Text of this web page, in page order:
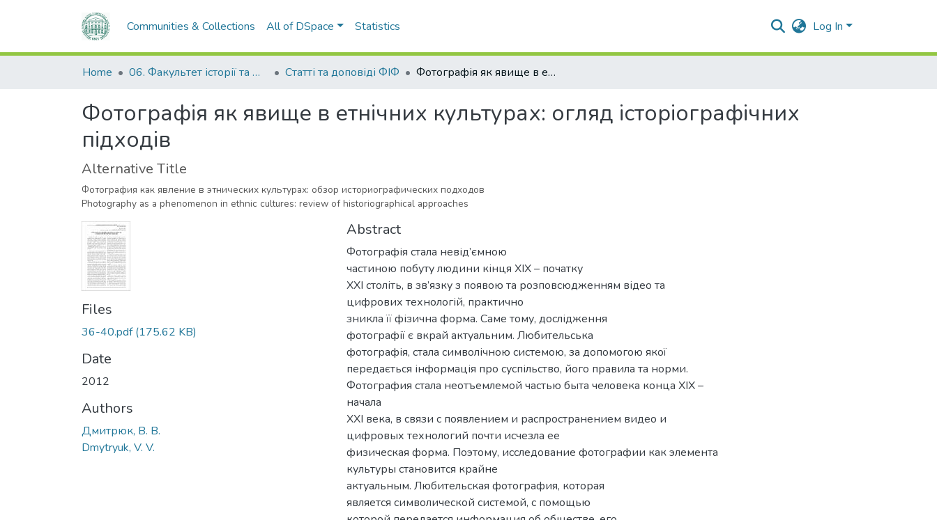
Communities & Collections All of DSpace Statistics Log In
Home 06. Факультет історії та філософії Статті та доповіді ФІФ Фотографія як явище в етнічних культурах: огляд історіографічних підходів
Фотографія як явище в етнічних культурах: огляд історіографічних
підходів
Alternative Title
Фотография как явление в этнических культурах: обзор историографических подходов
Photography as a phenomenon іn ethnіc cultures: revіew of hіstorіographіcal approaches
Files
36-40.pdf(175.62 KB)
Date
2012
Authors
Дмитрюк, В. В.
Dmytryuk, V. V.
Abstract
Фотографія стала невід’ємною
частиною побуту людини кінця XIX – початку
XXI століть, в зв’язку з появою та розповсюдженням відео та
цифрових технологій, практично
зникла її фізична форма. Саме тому, дослідження
фотографії є вкрай актуальним. Любительська
фотографія, стала символічною системою, за допомогою якої
передається інформація про суспільство, його правила та норми.
Фотография стала неотъемлемой частью быта человека конца XIX –
начала
XXI века, в связи с появлением и распространением видео и
цифровых технологий почти исчезла ее
физическая форма. Поэтому, исследование фотографии как элемента
культуры становится крайне
актуальным. Любительская фотография, которая
является символической системой, с помощью